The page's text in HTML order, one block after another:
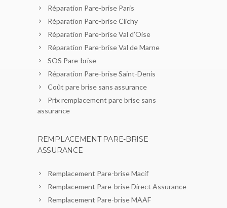
Réparation Pare-brise Paris
Réparation Pare-brise Clichy
Réparation Pare-brise Val d’Oise
Réparation Pare-brise Val de Marne
SOS Pare-brise
Réparation Pare-brise Saint-Denis
Coût pare brise sans assurance
Prix remplacement pare brise sans
assurance
REMPLACEMENT PARE-BRISE
ASSURANCE
Remplacement Pare-brise Macif
Remplacement Pare-brise Direct Assurance
Remplacement Pare-brise MAAF